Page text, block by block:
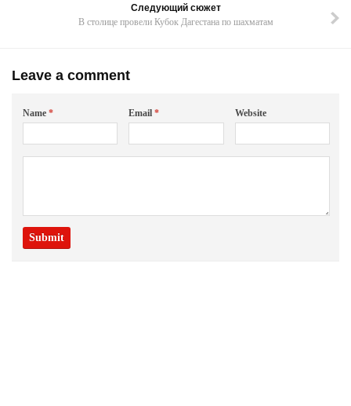
Следующий сюжет
В столице провели Кубок Дагестана по шахматам
Leave a comment
Name * Email* Website